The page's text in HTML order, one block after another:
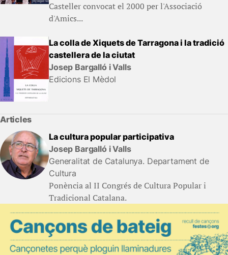
Casteller convocat el 2000 per l'Associació
d'Amics...
La colla de Xiquets de Tarragona i la tradició
castellera de la ciutat
Josep Bargalló i Valls
Edicions El Mèdol
Articles
La cultura popular participativa
Josep Bargalló i Valls
Generalitat de Catalunya. Departament de
Cultura
Ponència al II Congrés de Cultura Popular i
Tradicional Catalana.